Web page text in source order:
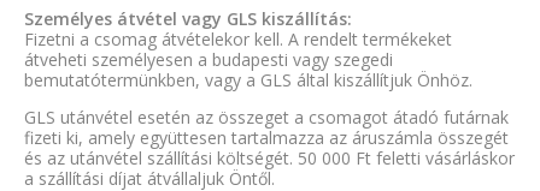
Személyes átvétel vagy GLS kiszállítás:
Fizetni a csomag átvételekor kell. A rendelt termékeket
átveheti személyesen a budapesti vagy szegedi
bemutatótermünkben, vagy a GLS által kiszállítjuk Önhöz.
GLS utánvétel esetén az összeget a csomagot átadó futárnak
fizeti ki, amely együttesen tartalmazza az áruszámla összegét
és az utánvétel szállítási költségét. 50 000 Ft feletti vásárláskor
a szállítási díjat átvállaljuk Öntől.